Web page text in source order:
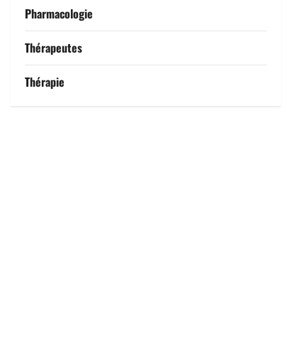
Pharmacologie
Thérapeutes
Thérapie